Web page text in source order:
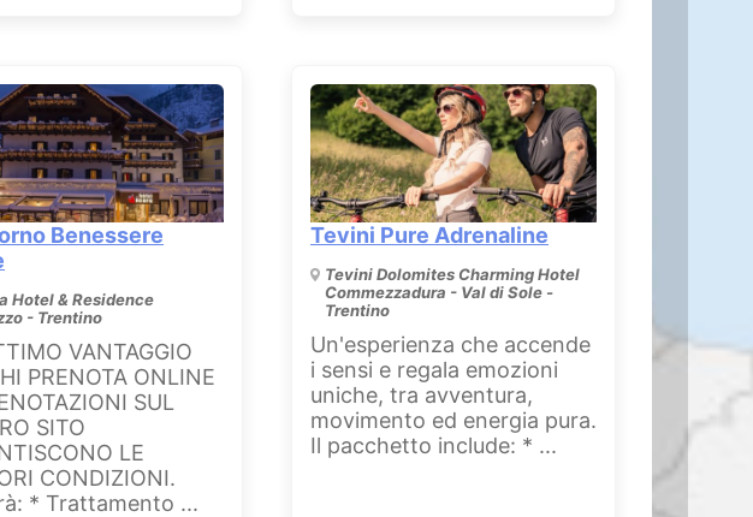
Benessere
Hotel & Residence
- Trentino
VANTAGGIO
PRENOTA ONLINE
SUL
SITO
LE
CONDIZIONI.
* Trattamento ...
Tevini Pure Adrenaline
Tevini Dolomites Charming Hotel
Commezzadura - Val di Sole -
Trentino
Un'esperienza che accende
i sensi e regala emozioni
uniche, tra avventura,
movimento ed energia pura.
Il pacchetto include: * ...